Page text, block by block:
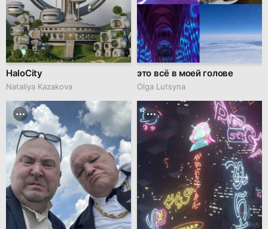
HaloCity
Nataliya Kazakova
это всё в моей голове
Olga Lutsyna